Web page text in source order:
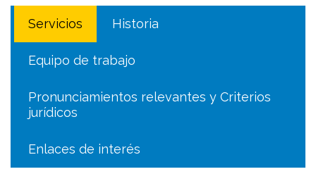
Servicios Historia
Equipo de trabajo
Pronunciamientos relevantes y Criterios
jurídicos
Enlaces de interés